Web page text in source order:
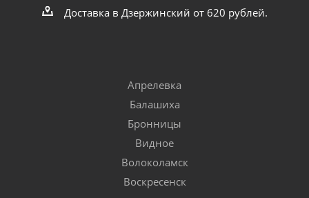
Доставка в Дзержинский от 620 рублей.
Апрелевка
Балашиха
Бронницы
Видное
Волоколамск
Воскресенск